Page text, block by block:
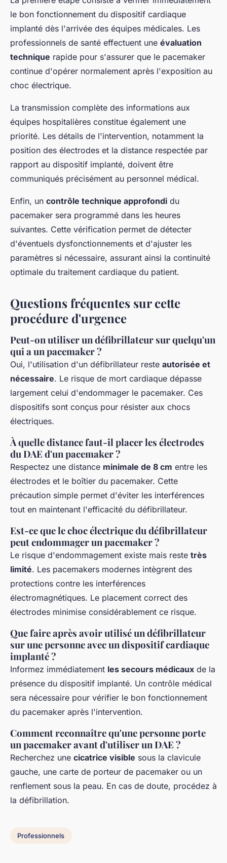
le bon fonctionnement du dispositif cardiaque
implanté dès l'arrivée des équipes médicales. Les
professionnels de santé effectuent une évaluation
technique rapide pour s'assurer que le pacemaker
continue d'opérer normalement après l'exposition au
choc électrique.
La transmission complète des informations aux
équipes hospitalières constitue également une
priorité. Les détails de l'intervention, notamment la
position des électrodes et la distance respectée par
rapport au dispositif implanté, doivent être
communiqués précisément au personnel médical.
Enfin, un contrôle technique approfondi du
pacemaker sera programmé dans les heures
suivantes. Cette vérification permet de détecter
d'éventuels dysfonctionnements et d'ajuster les
paramètres si nécessaire, assurant ainsi la continuité
optimale du traitement cardiaque du patient.
Questions fréquentes sur cette
procédure d'urgence
Peut-on utiliser un défibrillateur sur quelqu'un
qui a un pacemaker ?
Oui, l'utilisation d'un défibrillateur reste autorisée et
nécessaire. Le risque de mort cardiaque dépasse
largement celui d'endommager le pacemaker. Ces
dispositifs sont conçus pour résister aux chocs
électriques.
À quelle distance faut-il placer les électrodes
du DAE d'un pacemaker ?
Respectez une distance minimale de 8 cm entre les
électrodes et le boîtier du pacemaker. Cette
précaution simple permet d'éviter les interférences
tout en maintenant l'efficacité du défibrillateur.
Est-ce que le choc électrique du défibrillateur
peut endommager un pacemaker ?
Le risque d'endommagement existe mais reste très
limité. Les pacemakers modernes intègrent des
protections contre les interférences
électromagnétiques. Le placement correct des
électrodes minimise considérablement ce risque.
Que faire après avoir utilisé un défibrillateur
sur une personne avec un dispositif cardiaque
implanté ?
Informez immédiatement les secours médicaux de la
présence du dispositif implanté. Un contrôle médical
sera nécessaire pour vérifier le bon fonctionnement
du pacemaker après l'intervention.
Comment reconnaître qu'une personne porte
un pacemaker avant d'utiliser un DAE ?
Recherchez une cicatrice visible sous la clavicule
gauche, une carte de porteur de pacemaker ou un
renflement sous la peau. En cas de doute, procédez à
la défibrillation.
Professionnels